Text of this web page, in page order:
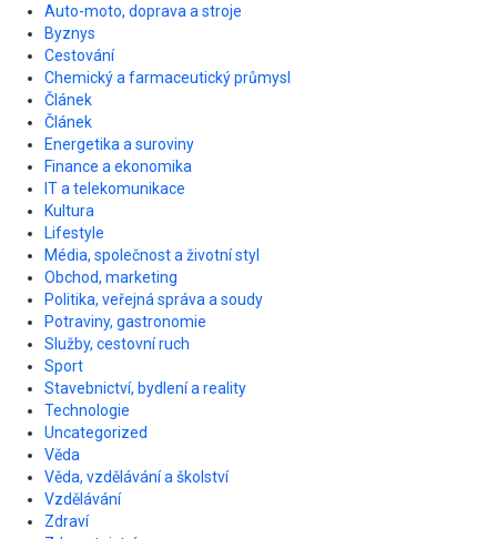
Auto-moto, doprava a stroje
Byznys
Cestování
Chemický a farmaceutický průmysl
Článek
Článek
Energetika a suroviny
Finance a ekonomika
IT a telekomunikace
Kultura
Lifestyle
Média, společnost a životní styl
Obchod, marketing
Politika, veřejná správa a soudy
Potraviny, gastronomie
Služby, cestovní ruch
Sport
Stavebnictví, bydlení a reality
Technologie
Uncategorized
Věda
Věda, vzdělávání a školství
Vzdělávání
Zdraví